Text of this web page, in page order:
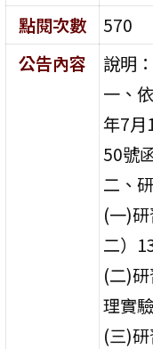
點閱次數
570
公告內容
說明：
一、
年7月
50號
二、
(一)
二）
(二)
理實
(三)